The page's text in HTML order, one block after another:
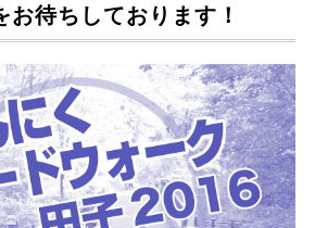
お待ちしております！